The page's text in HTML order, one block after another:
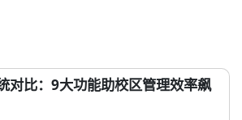
对比：9大功能助校区管理效率飙